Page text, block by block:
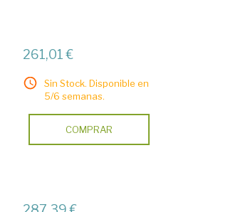
261,01 €
Sin Stock. Disponible en
5/6 semanas.
COMPRAR